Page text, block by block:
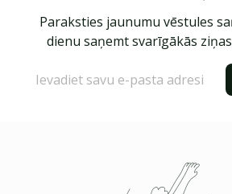
Paraksties jaunumu vēstules
dienu saņemt svarīgākās